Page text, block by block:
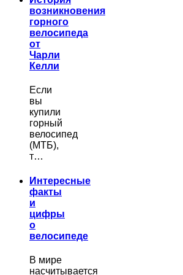
возникновения
горного
велосипеда
от
Чарли
Келли
Если
вы
купили
горный
велосипед
(МТБ),
т…
Интересные
факты
и
цифры
о
велосипеде
В мире
насчитывается